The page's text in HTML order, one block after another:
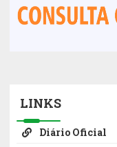
LINKS
Diário Oficial